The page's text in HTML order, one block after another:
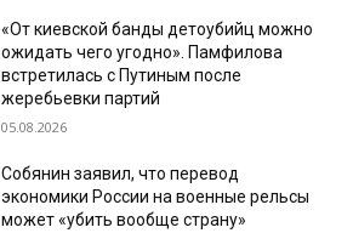
«От киевской банды детоубийц можно
ожидать чего угодно». Памфилова
встретилась с Путиным после
жеребьевки партий
05.08.2026
Собянин заявил, что перевод
экономики России на военные рельсы
может «убить вообще страну»